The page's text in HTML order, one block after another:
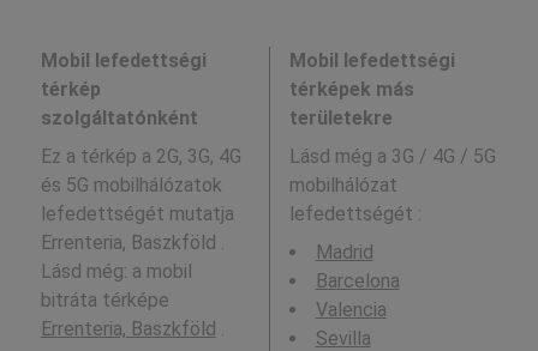
Mobil lefedettségi
térkép
szolgáltatónként
Ez a térkép a 2G, 3G, 4G
és 5G mobilhálózatok
lefedettségét mutatja
Errenteria, Baszkföld .
Lásd még: a mobil
bitráta térképe
Errenteria, Baszkföld
Mobil lefedettségi
térképek más
területekre
Lásd még a 3G / 4G / 5G
mobilhálózat
lefedettségét :
Madrid
Barcelona
Valencia
Sevilla